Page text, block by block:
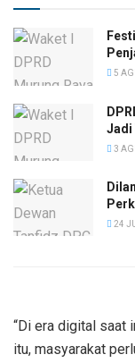
5
Jadi
3
24
“Di era digital saat
itu, masyarakat